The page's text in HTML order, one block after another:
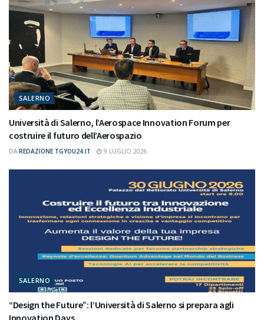
SALERNO
Università di Salerno, l’Aerospace Innovation Forum per
costruire il futuro dell’Aerospazio
DA REDAZIONE TGYOU24.IT 9 LUGLIO 2026
SALERNO
“Design the Future”: l’Università di Salerno si prepara agli
Innovation Days